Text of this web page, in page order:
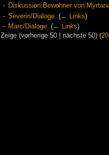
Diskussion:Bewohner von
Severin/Dialoge‎ (← Links)
Marc/Dialoge‎ (← Links)
Zeige (vorherige 50 | nächste 50) (20